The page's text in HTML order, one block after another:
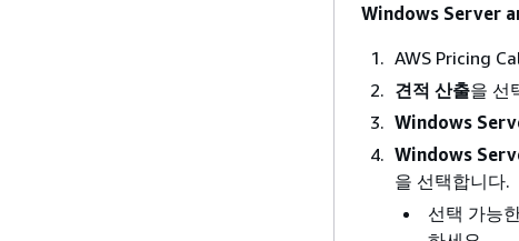
Windows Server
AWS Pricing
견적 산출을 선
Windows
Windows
을 선택합니다.
선택 가능